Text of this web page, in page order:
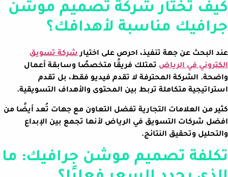
كيف تختار شركة تصميم موشن
جرافيك مناسبة لأهدافك؟
عند البحث عن جهة تنفيذ، احرص على اختيارشركة تسويق
الكتروني في الرياض تمتلك فريقًا متخصصًا وسابقة أعمال
واضحة. الشركة المحترفة لا تقدم فيديو فقط، بل تقدم
استراتيجية متكاملة تربط بين المحتوى والأهداف التسويقية.
كثير من العلامات التجارية تفضل التعاون مع جهات تُعد أيضًا من
افضل شركات التسويق في الرياض لأنها تجمع بين الإبداع
والتحليل وتحقيق النتائج.
تكلفة تصميم موشن جرافيك: ما